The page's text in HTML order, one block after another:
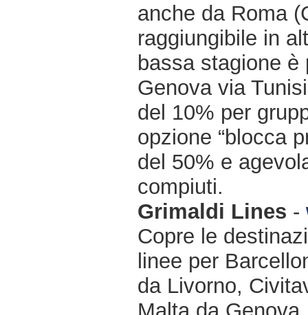
anche da Roma
raggiungibile in
bassa stagione
Genova via
del 10% per
opzione “blocca
del 50% e
compiuti.
Grimaldi Lines -
Copre le
linee per
da Livorno,